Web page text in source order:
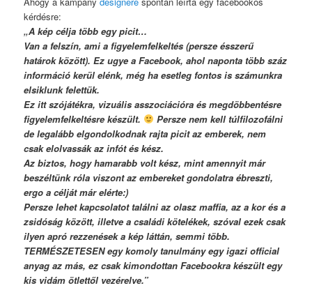
kérdésre:
„A kép célja több egy picit…
Van a felszín, ami a figyelemfelkeltés (persze ésszerű
határok között). Ez ugye a Facebook, ahol naponta több száz
információ kerül elénk, még ha esetleg fontos is számunkra
elsiklunk felettük.
Ez itt szójátékra, vizuális asszociációra és megdöbbentésre
figyelemfelkeltésre készült.
Persze nem kell túlfilozofálni
de legalább elgondolkodnak rajta picit az emberek, nem
csak elolvassák az infót és kész.
Az biztos, hogy hamarabb volt kész, mint amennyit már
beszéltünk róla viszont az embereket gondolatra ébreszti,
ergo a célját már elérte:)
Persze lehet kapcsolatot találni az olasz maffia, az a kor és a
zsidóság között, illetve a családi kötelékek, szóval ezek csak
ilyen apró rezzenések a kép láttán, semmi több.
TERMÉSZETESEN egy komoly tanulmány egy igazi official
anyag az más, ez csak kimondottan Facebookra készült egy
kis vidám ötlettől vezérelve.”